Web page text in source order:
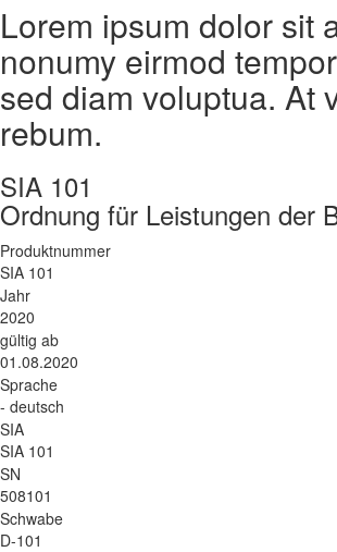
Lorem ipsum dolor sit
nonumy eirmod
sed diam voluptua. At
rebum.
SIA 101
Ordnung für Leistungen der
Produktnummer
SIA 101
Jahr
2020
gültig ab
01.08.2020
Sprache
- deutsch
SIA
SIA 101
SN
508101
Schwabe
D-101